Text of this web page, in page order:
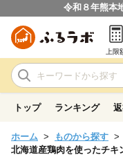
令和８年熊本
上限
トップ ランキング
ホーム ものから探す
北海道産鶏肉を使ったチキ